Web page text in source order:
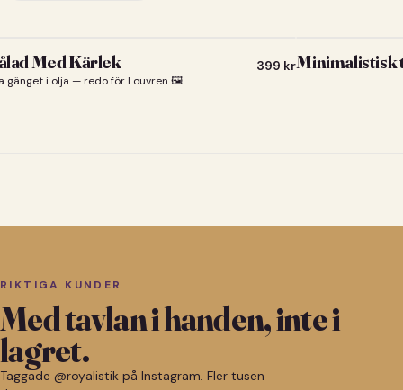
Med Kärlek
gänget i olja — redo för Louvren 🖼️
399 krMinimalistisk
RIKTIGA KUNDER
Med tavlan i handen, inte i
lagret.
Taggade @royalistik på Instagram. Fler tusen